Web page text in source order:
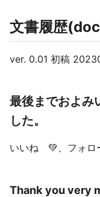
文書履歴
ver. 0.01 初稿
最後までおよみ
した。
いいね 💚、フォロ
Thank you very